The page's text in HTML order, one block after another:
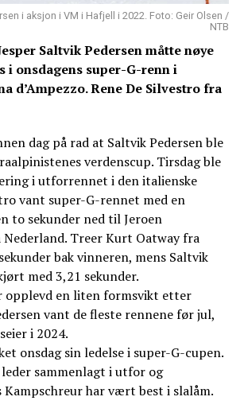
i aksjon i VM i Hafjell i 2022. Foto: Geir Olsen /
NTB
Saltvik Pedersen måtte nøye
i onsdagens super-G-renn i
d’Ampezzo. Rene De Silvestro fra
dag på rad at Saltvik Pedersen ble
verdenscup. Tirsdag ble
i utforrennet i den italienske
vant super-G-rennet med en
to sekunder ned til Jeroen
Treer Kurt Oatway fra
bak vinneren, mens Saltvik
med 3,21 sekunder.
opplevd en liten formsvikt etter
vant de fleste rennene før jul,
i 2024.
onsdag sin ledelse i super-G-cupen.
sammenlagt i utfor og
Kampschreur har vært best i slalåm.